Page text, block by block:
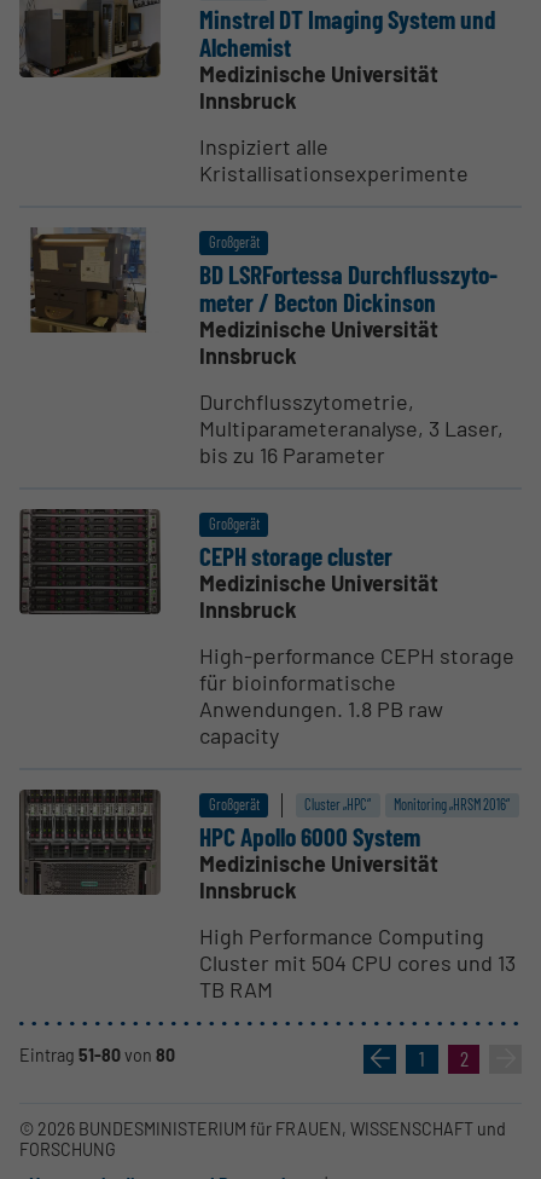
Minstrel DT Imaging System und
Alchemist
Medizinische Universität
Innsbruck
Inspiziert alle
Kristallisationsexperimente
Großgerät
BD LSRFor­tessa Durch­fluss­zy­to­
meter / Becton Dickinson
Medizinische Universität
Innsbruck
Durchflusszytometrie,
Multiparameteranalyse, 3 Laser,
bis zu 16 Parameter
Großgerät
CEPH storage cluster
Medizinische Universität
Innsbruck
High-performance CEPH storage
für bioinformatische
Anwendungen. 1.8 PB raw
capacity
Großgerät Cluster „HPC“ Monitoring „HRSM 2016“
HPC Apollo 6000 System
Medizinische Universität
Innsbruck
High Performance Computing
Cluster mit 504 CPU cores und 13
TB RAM
Eintrag 51-80von 80 « 1 2
© 2026 BUNDESMINISTERIUM für FRAUEN, WISSENSCHAFT und
FORSCHUNG